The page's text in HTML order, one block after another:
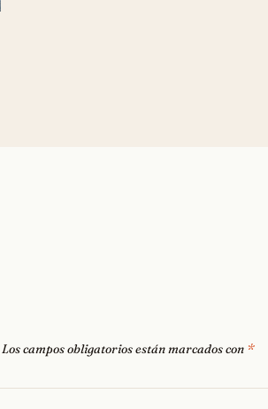
Los campos obligatorios están marcados con *